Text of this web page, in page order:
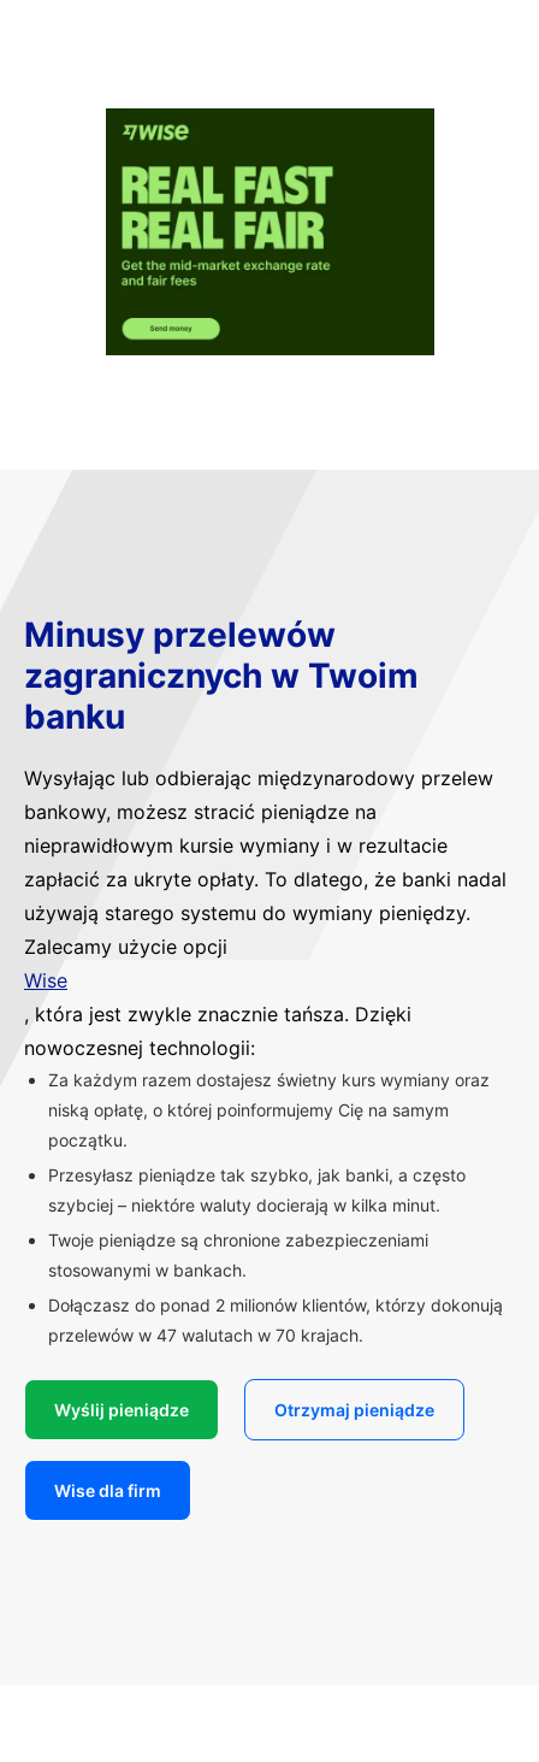
Minusy przelewów
zagranicznych w Twoim
banku
Wysyłając lub odbierając międzynarodowy przelew
bankowy, możesz stracić pieniądze na
nieprawidłowym kursie wymiany i w rezultacie
zapłacić za ukryte opłaty. To dlatego, że banki nadal
używają starego systemu do wymiany pieniędzy.
Zalecamy użycie opcji
Wise
, która jest zwykle znacznie tańsza. Dzięki
nowoczesnej technologii:
Za każdym razem dostajesz świetny kurs wymiany oraz
niską opłatę, o której poinformujemy Cię na samym
początku.
Przesyłasz pieniądze tak szybko, jak banki, a często
szybciej – niektóre waluty docierają w kilka minut.
Twoje pieniądze są chronione zabezpieczeniami
stosowanymi w bankach.
Dołączasz do ponad 2 milionów klientów, którzy dokonują
przelewów w 47 walutach w 70 krajach.
Wyślij pieniądze Otrzymaj pieniądze
Wise dla firm